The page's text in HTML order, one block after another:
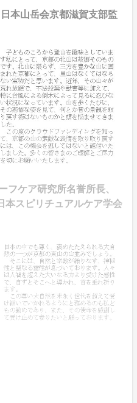
本山岳会京都滋賀支部監
フケア研究所名誉所長、
本スピリチュアルケア学会